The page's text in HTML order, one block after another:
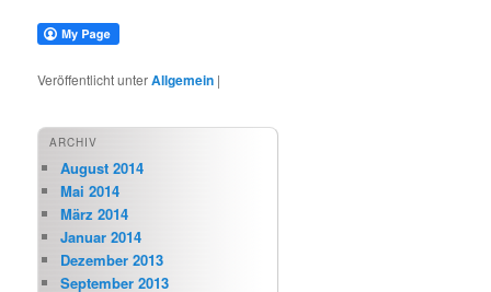
Veröffentlicht unterAllgemein |
ARCHIV
August 2014
Mai 2014
März 2014
Januar 2014
Dezember 2013
September 2013